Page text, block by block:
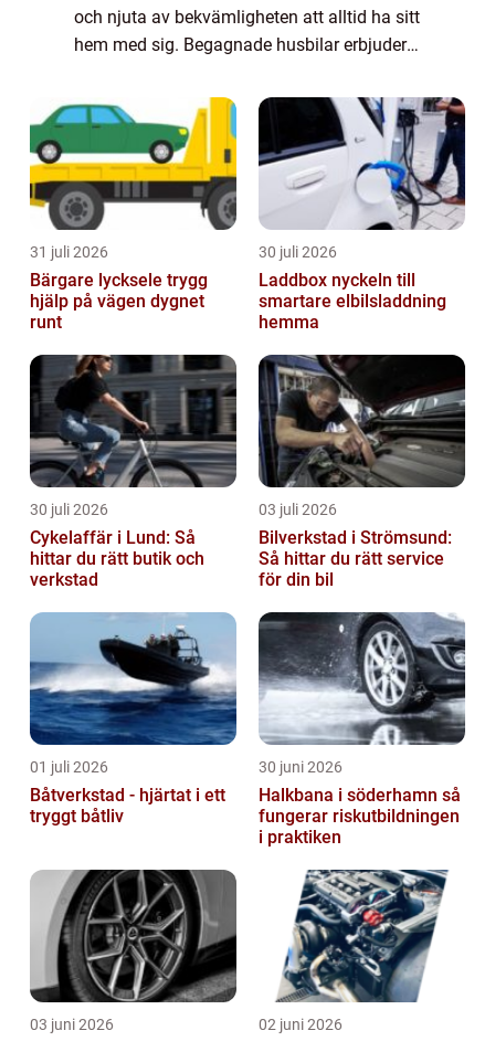
och njuta av bekvämligheten att alltid ha sitt
hem med sig. Begagnade husbilar erbjuder
31 juli 2026
Bärgare lycksele trygg
hjälp på vägen dygnet
runt
30 juli 2026
Laddbox nyckeln till
smartare elbilsladdning
hemma
30 juli 2026
Cykelaffär i Lund: Så
hittar du rätt butik och
verkstad
03 juli 2026
Bilverkstad i Strömsund:
Så hittar du rätt service
för din bil
01 juli 2026
Båtverkstad - hjärtat i ett
tryggt båtliv
30 juni 2026
Halkbana i söderhamn så
fungerar riskutbildningen
i praktiken
03 juni 2026 02 juni 2026